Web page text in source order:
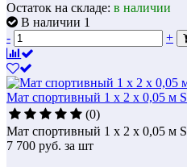
Остаток на складе: в наличии
В наличии 1
-
+
Мат спортивный 1 х 2 х 0,05 м
(0)
Мат спортивный 1 х 2 х 0,05 м
7 700 руб. за шт